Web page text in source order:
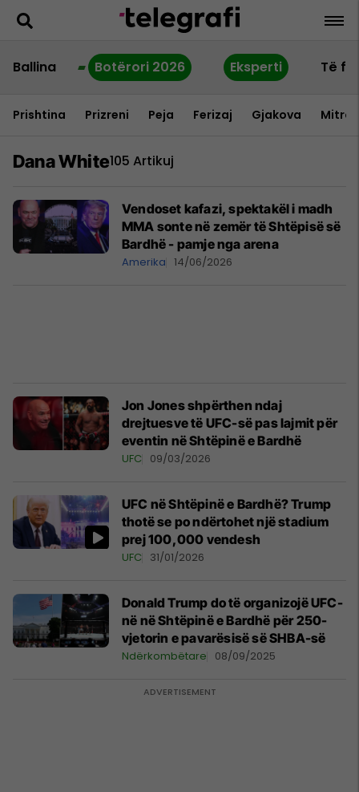
Ballina Botërori 2026 Eksperti Të
Prishtina Prizreni Peja Ferizaj Gjakova
Dana White105 Artikuj
Vendoset kafazi, spektakël i madh
MMA sonte në zemër të Shtëpisë së
Bardhë - pamje nga arena
Amerika 14/06/2026
Jon Jones shpërthen ndaj
drejtuesve të UFC-së pas lajmit për
eventin në Shtëpinë e Bardhë
UFC 09/03/2026
UFC në Shtëpinë e Bardhë? Trump
thotë se po ndërtohet një stadium
prej 100,000 vendesh
UFC 31/01/2026
Donald Trump do të organizojë UFC-
në në Shtëpinë e Bardhë për 250-
vjetorin e pavarësisë së SHBA-së
Ndërkombëtare 08/09/2025